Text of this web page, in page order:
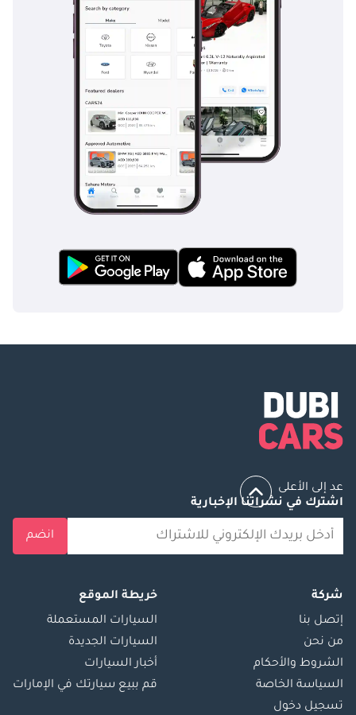
عد إلى الأعلى
اشترك في نشراتنا الإخبارية
انضم
شركة
إتصل بنا
من نحن
الشروط والأحكام
السياسة الخاصة
تسجيل دخول
خريطة الموقع
السيارات المستعملة
السيارات الجديدة
أخبار السيارات
قم ببيع سيارتك في الإمارات